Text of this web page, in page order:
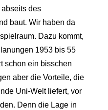
des
baut. Wir haben da
Dazu kommt,
1953 bis 55
schon ein bisschen
aber die Vorteile, die
Uni-Welt liefert, vor
Denn die Lage in